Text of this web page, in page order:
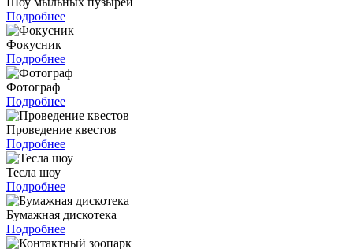
Подробнее
Фокусник
Подробнее
Фотограф
Подробнее
Проведение квестов
Подробнее
Тесла шоу
Подробнее
Бумажная дискотека
Подробнее